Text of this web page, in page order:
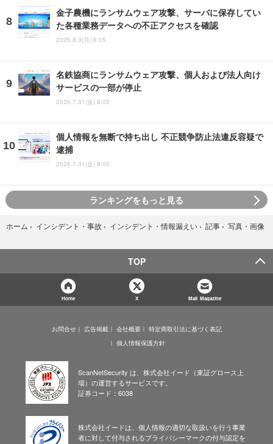
金子農機にランサムウェア攻撃、サーバに保存してい
た各種業務データへの不正アクセスを確認
2026.8.3(月) 8:05
名鉄協商にランサムウェア攻撃、個人および法人向け
サービスの一部が停止
2026.7.31(金) 8:05
個人情報を無断で持ち出し 不正競争防止法違反容疑で
逮捕
2026.7.31(金) 8:05
ランキングをもっと見る
ホーム › インシデント・事故 › インシデント・情報漏えい › 記事 › 写真・画像
TOP
Home X Mail Magazine
お問合せ 広告掲載 会社概要
特定商取引法に基づく表記
個人情報保護方針
ScanNetSecurity は、株式会社イード（東証グロース上
場）の運営するサービスです。
証券コード：6038
株式会社イードは、個人情報の適切な取扱いを行う事業
者に対して付与されるプライバシーマークの付与認定を